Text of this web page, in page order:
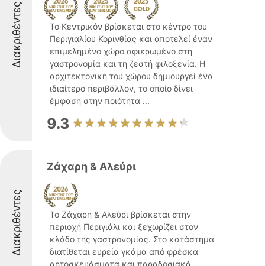
Διακριθέντες
Το Κεντρικόν βρίσκεται στο κέντρο του
Περιγιαλίου Κορινθίας και αποτελεί έναν
επιμελημένο χώρο αφιερωμένο στη
γαστρονομία και τη ζεστή φιλοξενία. Η
αρχιτεκτονική του χώρου δημιουργεί ένα
ιδιαίτερο περιβάλλον, το οποίο δίνει
έμφαση στην ποιότητα ...
9.3
Διακριθέντες
Ζάχαρη & Αλεύρι
Το Ζάχαρη & Αλεύρι βρίσκεται στην
περιοχή Περιγιάλι και ξεχωρίζει στον
κλάδο της γαστρονομίας. Στο κατάστημα
διατίθεται ευρεία γκάμα από φρέσκα
αρτοσκευάσματα και παραδοσιακά